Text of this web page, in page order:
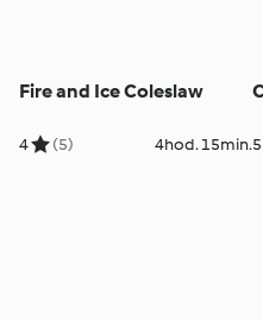
Fire and Ice Coleslaw
4 (5) 4hod. 15min.5